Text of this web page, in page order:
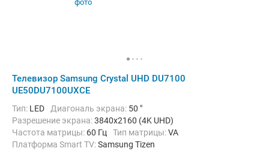
Телевизор Samsung Crystal UHD DU7100
UE50DU7100UXCE
Тип: LED Диагональ экрана: 50 "
Разрешение экрана:3840x2160 (4K UHD)
Частота матрицы: 60 Гц Тип матрицы:VA
Платформа Smart TV:Samsung Tizen